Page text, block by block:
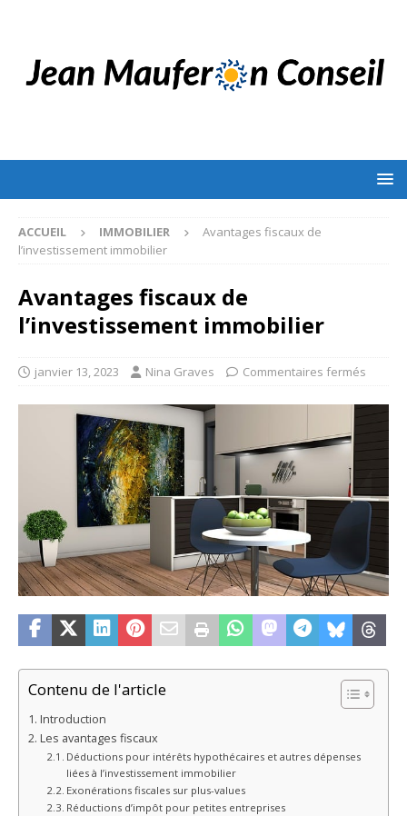
ACCUEIL IMMOBILIER
Avantages fiscaux de
l’investissement immobilier
Avantages fiscaux de
l’investissement immobilier
janvier 13, 2023 Nina Graves Commentaires fermés
Contenu de l'article
Introduction
Les avantages fiscaux
Déductions pour intérêts hypothécaires et autres dépenses
liées à l’investissement immobilier
Exonérations fiscales sur plus-values
Réductions d’impôt pour petites entreprises